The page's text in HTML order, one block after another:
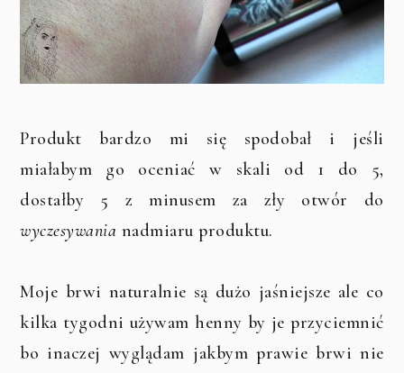
Produkt bardzo mi się spodobał i jeśli
miałabym go oceniać w skali od 1 do 5,
dostałby 5 z minusem za zły otwór do
wyczesywania nadmiaru produktu.
Moje brwi naturalnie są dużo jaśniejsze ale co
kilka tygodni używam henny by je przyciemnić
bo inaczej wyglądam jakbym prawie brwi nie